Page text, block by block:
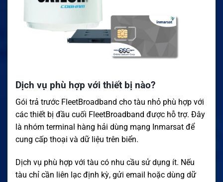
Dịch vụ phù hợp với thiết bị nào?
Gói trả trước FleetBroadband cho tàu nhỏ phù hợp với
các thiết bị đầu cuối FleetBroadband được hỗ trợ. Đây
là nhóm terminal hàng hải dùng mạng Inmarsat để
cung cấp thoại và dữ liệu trên biển.
Dịch vụ phù hợp với tàu có nhu cầu sử dụng ít. Nếu
tàu chỉ cần liên lạc định kỳ, gửi email hoặc dùng dữ